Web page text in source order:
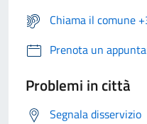
Chiama il comune
Prenota un
Problemi in città
Segnala disservizio